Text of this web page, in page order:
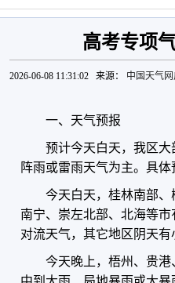
高考专项
2026-06-08 11:31:02 来源： 中国天气
一、天气预报
预计今天白天，我区
阵雨或雷雨天气为主。具体
今天白天，桂林南部、
南宁、崇左北部、北海等
对流天气，其它地区阴天有
今天晚上，梧州、贵